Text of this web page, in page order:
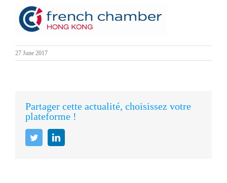
27 June 2017
Partager cette actualité, choisissez votre
plateforme !
TwitterLinkedIn